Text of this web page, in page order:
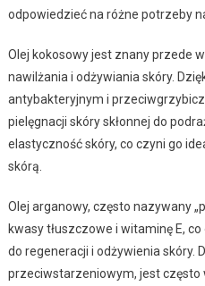
odpowiedzieć na różne potrzeby
Olej kokosowy jest znany przede
nawilżania i odżywiania skóry.
antybakteryjnym i
pielęgnacji skóry skłonnej do
elastyczność skóry, co czyni go
skórą.
Olej arganowy, często nazywany
kwasy tłuszczowe i witaminę E,
do regeneracji i odżywienia skóry.
przeciwstarzeniowym, jest często